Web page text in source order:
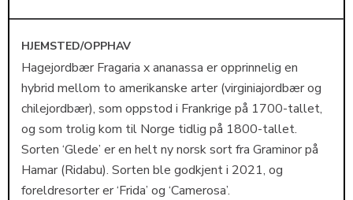
HJEMSTED/OPPHAV
Hagejordbær Fragaria x ananassa er opprinnelig en
hybrid mellom to amerikanske arter (virginiajordbær og
chilejordbær), som oppstod i Frankrige på 1700-tallet,
og som trolig kom til Norge tidlig på 1800-tallet.
Sorten ‘Glede’ er en helt ny norsk sort fra Graminor på
Hamar (Ridabu). Sorten ble godkjent i 2021, og
foreldresorter er ‘Frida’ og ‘Camerosa’.